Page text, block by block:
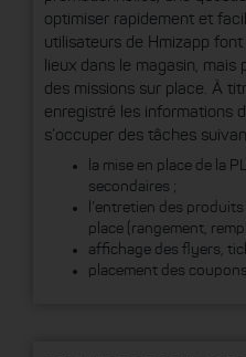
optimiser rapidement et
utilisateurs de Hmizapp
lieux dans le magasin,
des missions sur place. À
enregistré les informations
s’occuper des tâches
la mise en place de la
secondaires ;
l’entretien des
place (rangement,
affichage des flyers,
placement des